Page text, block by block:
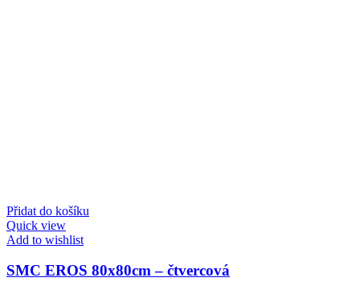
Přidat do košíku
Quick view
Add to wishlist
SMC EROS 80x80cm – čtvercová